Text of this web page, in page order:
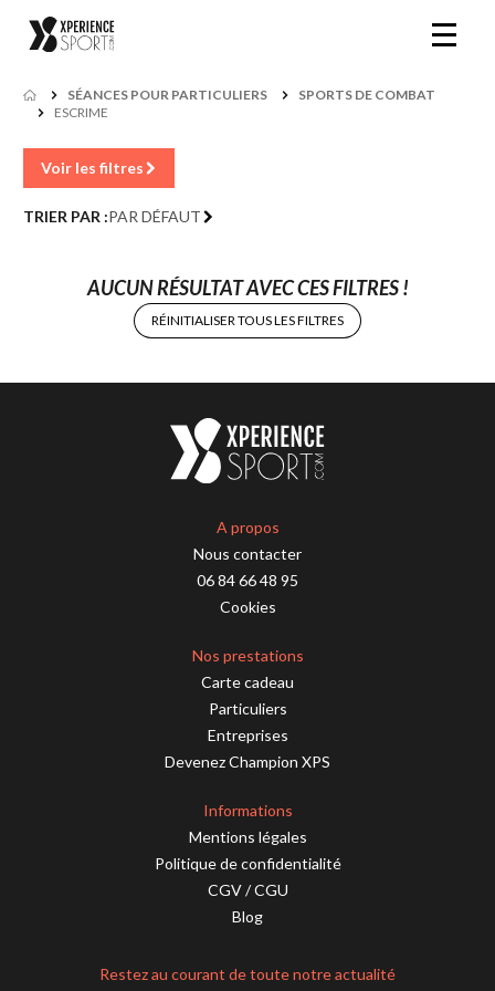
SÉANCES POUR PARTICULIERS
SPORTS DE COMBAT
ESCRIME
Voir les filtres
TRIER PAR :PAR DÉFAUT
AUCUN RÉSULTAT AVEC CES FILTRES !
RÉINITIALISER TOUS LES FILTRES
A propos
Nous contacter
06 84 66 48 95
Cookies
Nos prestations
Carte cadeau
Particuliers
Entreprises
Devenez Champion XPS
Informations
Mentions légales
Politique de confidentialité
CGV/CGU
Blog
Restez au courant de toute notre actualité